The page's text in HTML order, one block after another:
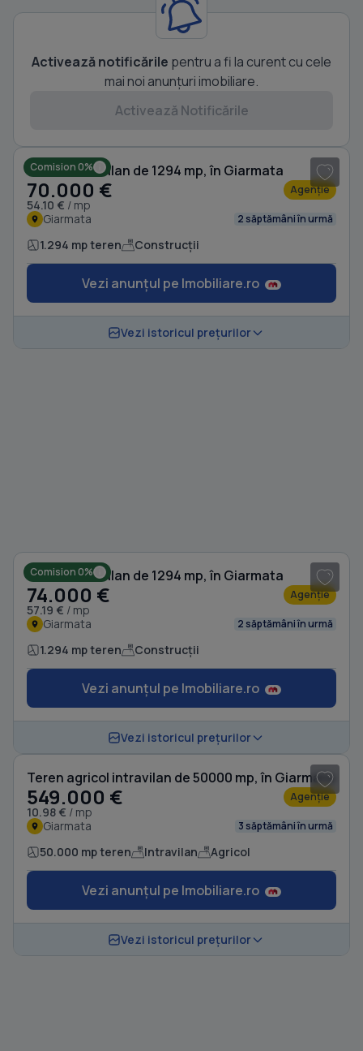
Activează notificările pentru a fi la curent cu cele
mai noi anunțuri imobiliare.
Activează Notificările
Comision 0%
Teren extravilan de 1294 mp, în Giarmata
70.000 €
54.10 € / mp
Agenție
Giarmata 2 săptămâni în urmă
1.294 mp teren Construcții
Vezi anunțul pe Imobiliare.ro
Vezi istoricul prețurilor
Comision 0%
Teren extravilan de 1294 mp, în Giarmata
74.000 €
57.19 € / mp
Agenție
Giarmata 2 săptămâni în urmă
1.294 mp teren Construcții
Vezi anunțul pe Imobiliare.ro
Vezi istoricul prețurilor
Teren agricol intravilan de 50000 mp, în Giarmata
549.000 €
10.98 € / mp
Agenție
Giarmata 3 săptămâni în urmă
50.000 mp teren Intravilan Agricol
Vezi anunțul pe Imobiliare.ro
Vezi istoricul prețurilor